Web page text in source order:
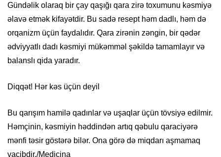
Gündəlik olaraq bir çay qaşığı qara zirə toxumunu kəsmiyə
əlavə etmək kifayətdir. Bu sadə resept həm dadlı, həm də
orqanizm üçün faydalıdır. Qara zirənin zəngin, bir qədər
ədviyyatlı dadı kəsmiyi mükəmməl şəkildə tamamlayır və
balanslı qida yaradır.
Diqqət! Hər kəs üçün deyil
Bu qarışım hamilə qadınlar və uşaqlar üçün tövsiyə edilmir.
Həmçinin, kəsmiyin həddindən artıq qəbulu qaraciyərə
mənfi təsir göstərə bilər. Ona görə də miqdarı aşmamaq
vacibdir./Medicina